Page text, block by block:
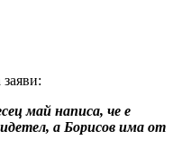
май написа, че е
а Борисов има от